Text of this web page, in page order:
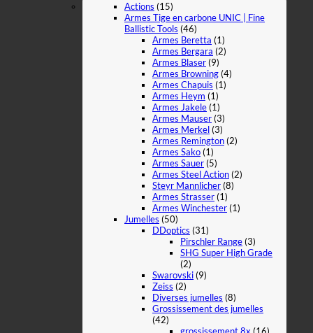
Actions (15)
Armes Tige en carbone UNIC | Fine
Ballistic Tools (46)
Armes Beretta (1)
Armes Bergara (2)
Armes Blaser(9)
Armes Browning(4)
Armes Chapuis (1)
Armes Heym (1)
Armes Jakele(1)
Armes Mauser(3)
Armes Merkel(3)
Armes Remington(2)
Armes Sako(1)
Armes Sauer(5)
Armes Steel Action(2)
Steyr Mannlicher(8)
Armes Strasser(1)
Armes Winchester(1)
Jumelles (50)
DDoptics (31)
Pirschler Range(3)
SHG Super High Grade
(2)
Swarovski(9)
Zeiss (2)
Diverses jumelles (8)
Grossissement des jumelles
(42)